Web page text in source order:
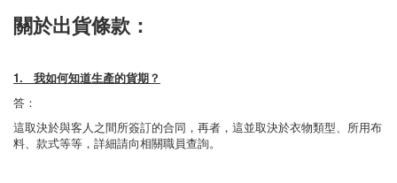
關於出貨條款：
1. 我如何知道生產的貨期？
答：
這取決於與客人之間所簽訂的合同，再者，這並取決於衣物類型、所用布
料、款式等等，詳細請向相關職員查詢。